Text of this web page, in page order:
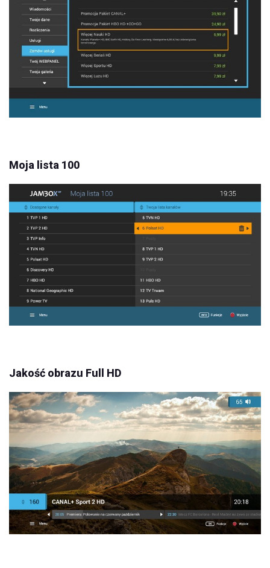
Moja lista 100
Jakość obrazu Full HD